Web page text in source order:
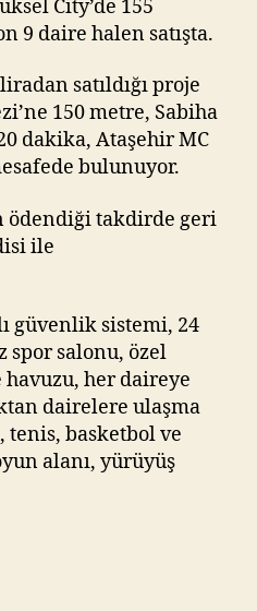
City’de 155
9 daire halen satışta.
satıldığı proje
150 metre, Sabiha
dakika, Ataşehir MC
bulunuyor.
ödendiği takdirde geri
ile
güvenlik sistemi, 24
spor salonu, özel
havuzu, her daireye
dairelere ulaşma
tenis, basketbol ve
alanı, yürüyüş